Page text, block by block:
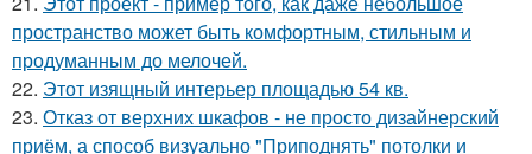
пространство может быть комфортным, стильным и
продуманным до мелочей.
22. Этот изящный интерьер площадью 54 кв.
23. Отказ от верхних шкафов - не просто дизайнерский
приём, а способ визуально "Приподнять" потолки и